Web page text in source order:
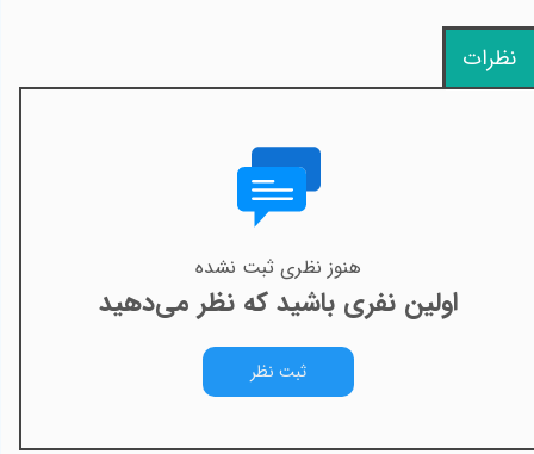
نظرات
هنوز نظری ثبت نشده
اولین نفری باشید که نظر می‌دهید
ثبت نظر